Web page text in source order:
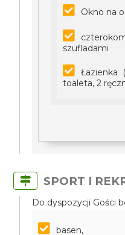
Okno na
szufladami
Łazienka
toaleta, 2
SPORT I
Do dyspozycji Gości
basen,